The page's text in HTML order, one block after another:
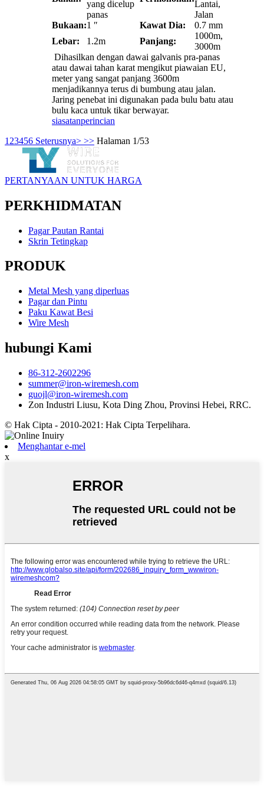
yang dicelup
panas
Lantai,
Jalan
Bukaan:1 ″ Kawat Dia:
0.7 mm
Lebar:
1.2m Panjang:
1000m,
3000m
Dihasilkan dengan dawai galvanis pra-panas
atau dawai tahan karat mengikut piawaian EU,
meter yang sangat panjang 3600m
menjadikannya terus di bumbung atau jalan.
Jaring penebat ini digunakan pada bulu batu atau
bulu kaca untuk tikar berwayar.
siasatanperincian
1 23456 Seterusnya> >> Halaman 1/53
PERTANYAAN UNTUK HARGA
PERKHIDMATAN
Pagar Pautan Rantai
Skrin Tetingkap
PRODUK
Metal Mesh yang diperluas
Pagar dan Pintu
Paku Kawat Besi
Wire Mesh
hubungi Kami
86-312-2602296
summer@iron-wiremesh.com
guojl@iron-wiremesh.com
Zon Industri Liusu, Kota Ding Zhou, Provinsi Hebei, RRC.
© Hak Cipta - 2010-2021: Hak Cipta Terpelihara.
Menghantar e-mel
x